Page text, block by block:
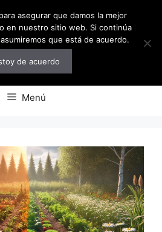
Menú
asegurar que damos la mejor
en nuestro sitio web. Si continúa
que está de acuerdo.
de acuerdo